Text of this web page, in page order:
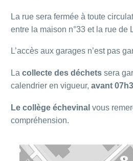
La rue sera fermée à toute
entre la maison n°33 et la rue de
L’accès aux garages n’est pas
La collecte des déchets sera
calendrier en vigueur, avant
Le collège échevinal vous
compréhension.